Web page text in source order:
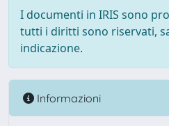
I documenti in IRIS sono
tutti i diritti sono riservati,
indicazione.
Informazioni